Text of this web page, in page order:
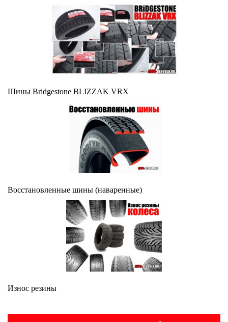
Шины Bridgestone BLIZZAK VRX
Восстановленные шины (наваренные)
Износ резины